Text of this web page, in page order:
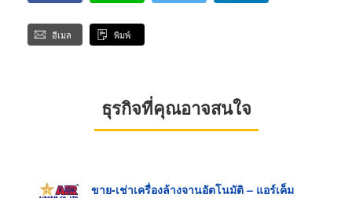
อีเมล พิมพ์
ธุรกิจที่คุณอาจสนใจ
ขาย-เช่าเครื่องล้างจานอัตโนมัติ – แอร์เค็ม